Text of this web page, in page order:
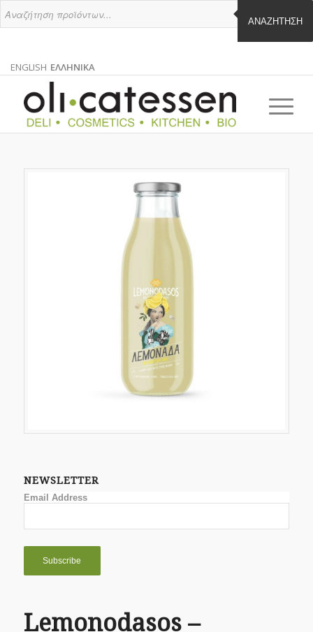
ΑΝΑΖΉΤΗΣΗ
ENGLISH
ΑΓΓΛΙΚΑ
ΕΛΛΗΝΙΚΑ
ΕΛΛΗΝΙΚΑ
EL
NEWSLETTER
Email Address
Lemonodasos –